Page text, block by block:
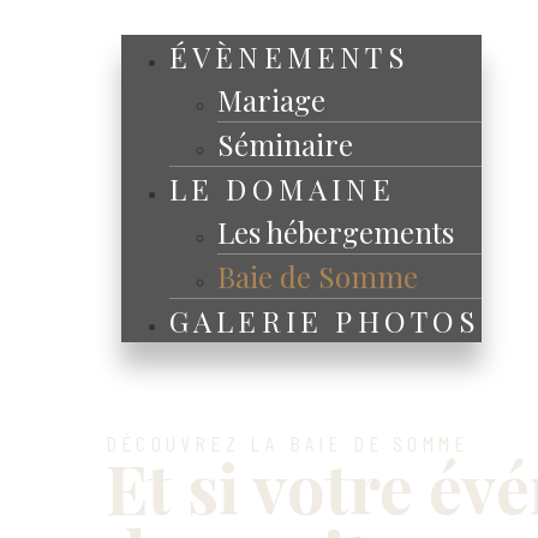
ÉVÈNEMENTS
Mariage
Séminaire
LE DOMAINE
Les hébergements
Baie de Somme
GALERIE PHOTOS
DÉCOUVREZ LA BAIE DE SOMME
Et si votre